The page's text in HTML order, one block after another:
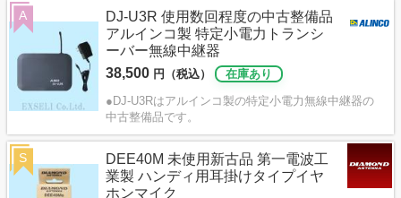
DJ-U3R 使用数回程度の中古整備品
アルインコ製 特定小電力トランシ
ーバー無線中継器
38,500 円（税込）
在庫あり
●DJ-U3Rはアルインコ製の特定小電力無線中継器の
中古整備品です。
A
DEE40M 未使用新古品 第一電波工
業製 ハンディ用耳掛けタイプイヤ
ホンマイク
S